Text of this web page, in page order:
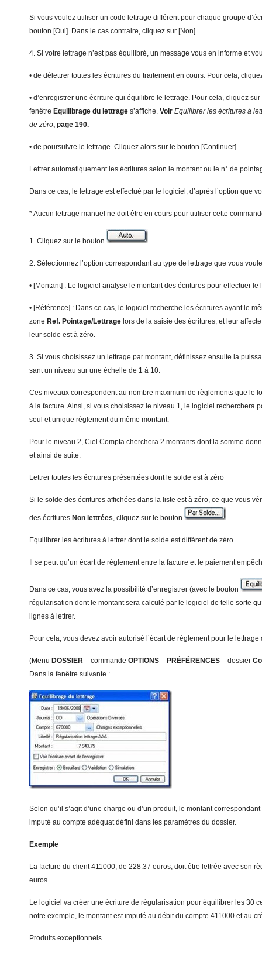
Si vous voulez utiliser un code lettrage différent pour chaque groupe
bouton [Oui]. Dans le cas contraire, cliquez sur [Non].
4. Si votre lettrage n’est pas équilibré, un message vous en informe et
• de délettrer toutes les écritures du traitement en cours. Pour cela,
• d’enregistrer une écriture qui équilibre le lettrage. Pour cela, cliquez
fenêtre Equilibrage du lettrage s’affiche. Voir Equilibrer les écritures à
de zéro, page 190.
• de poursuivre le lettrage. Cliquez alors sur le bouton [Continuer].
Lettrer automatiquement les écritures selon le montant ou le n° de
Dans ce cas, le lettrage est effectué par le logiciel, d’après l’option que
* Aucun lettrage manuel ne doit être en cours pour utiliser cette
1. Cliquez sur le bouton .
2. Sélectionnez l’option correspondant au type de lettrage que vous
• [Montant] : Le logiciel analyse le montant des écritures pour effectuer le
• [Référence] : Dans ce cas, le logiciel recherche les écritures ayant le
zone Ref. Pointage/Lettrage lors de la saisie des écritures, et leur
leur solde est à zéro.
3. Si vous choisissez un lettrage par montant, définissez ensuite la
sant un niveau sur une échelle de 1 à 10.
Ces niveaux correspondent au nombre maximum de règlements que le
à la facture. Ainsi, si vous choisissez le niveau 1, le logiciel recherchera
seul et unique règlement du même montant.
Pour le niveau 2, Ciel Compta cherchera 2 montants dont la somme
et ainsi de suite.
Lettrer toutes les écritures présentées dont le solde est à zéro
Si le solde des écritures affichées dans la liste est à zéro, ce que vous
des écritures Non lettrées, cliquez sur le bouton .
Equilibrer les écritures à lettrer dont le solde est différent de zéro
Il se peut qu’un écart de règlement entre la facture et le paiement
Dans ce cas, vous avez la possibilité d’enregistrer (avec le bouton
régularisation dont le montant sera calculé par le logiciel de telle sorte
lignes à lettrer.
Pour cela, vous devez avoir autorisé l’écart de règlement pour le
(Menu DOSSIER – commande OPTIONS – PRÉFÉRENCES – dossier
Dans la fenêtre suivante :
Selon qu’il s’agit d’une charge ou d’un produit, le montant
imputé au compte adéquat défini dans les paramètres du dossier.
Exemple
La facture du client 411000, de 228.37 euros, doit être lettrée avec son
euros.
Le logiciel va créer une écriture de régularisation pour équilibrer les 30
notre exemple, le montant est imputé au débit du compte 411000 et au
Produits exceptionnels.